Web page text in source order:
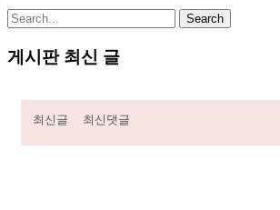
게시판 최신 글
최신글 최신댓글